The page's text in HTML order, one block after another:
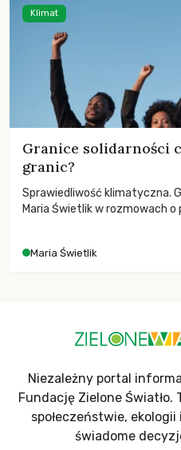
Granice solidarności
granic?
Sprawiedliwość klimatyczna.
Maria Świetlik w rozmowach
Maria Świetlik
Klimat
Niezależny portal
Fundację Zielone
społeczeństwie,
świadome